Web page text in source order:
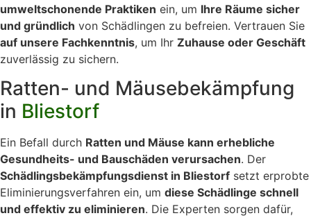
umweltschonende Praktiken ein, um Ihre Räume sicher
und gründlich von Schädlingen zu befreien. Vertrauen Sie
auf unsere Fachkenntnis, um Ihr Zuhause oder Geschäft
zuverlässig zu sichern.
Ratten- und Mäusebekämpfung
in Bliestorf
Ein Befall durch Ratten und Mäuse kann erhebliche
Gesundheits- und Bauschäden verursachen. Der
Schädlingsbekämpfungsdienst in Bliestorf setzt erprobte
Eliminierungsverfahren ein, um diese Schädlinge schnell
und effektiv zu eliminieren. Die Experten sorgen dafür,